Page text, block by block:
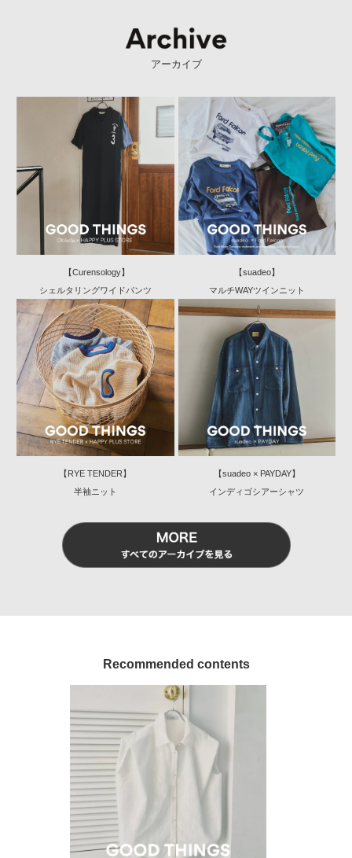
アーカイブ
【Curensology】
シェルタリングワイドパンツ
【suadeo】
マルチWAYツインニット
【RYE TENDER】
半袖ニット
【suadeo × PAYDAY】
インディゴシアーシャツ
Recommended contents